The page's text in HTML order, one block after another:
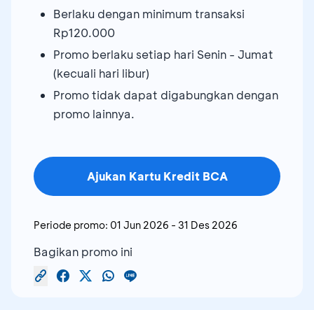
Berlaku dengan minimum transaksi
Rp120.000
Promo berlaku setiap hari Senin - Jumat
(kecuali hari libur)
Promo tidak dapat digabungkan dengan
promo lainnya.
Ajukan Kartu Kredit BCA
Periode promo: 01 Jun 2026 - 31 Des 2026
Bagikan promo ini